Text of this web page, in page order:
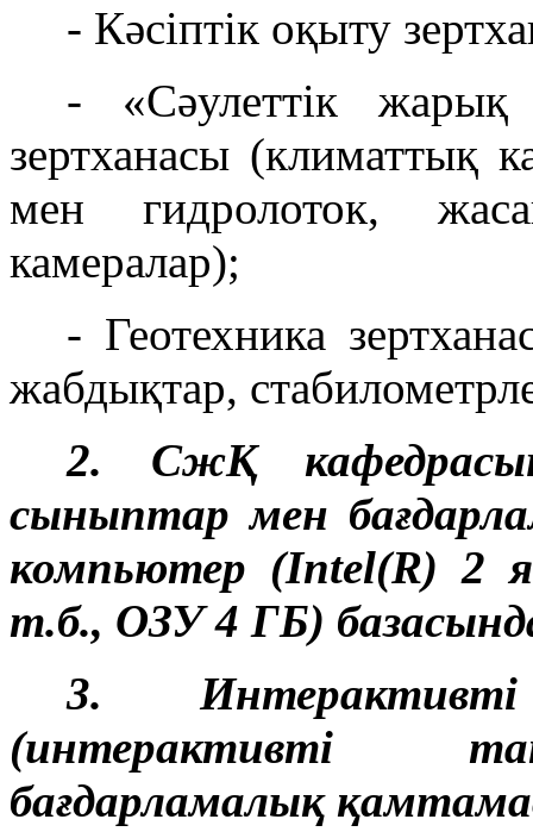
- Кәсіптік оқыту
- «Сәулеттік жарық
зертханасы (климаттық
мен гидролоток,
камералар);
- Геотехника
жабдықтар,
2. СжҚ
сыныптар мен
компьютер (Intel(R) 2
т.б., ОЗУ 4 ГБ)
3.
(интерактивті
бағдарламалық